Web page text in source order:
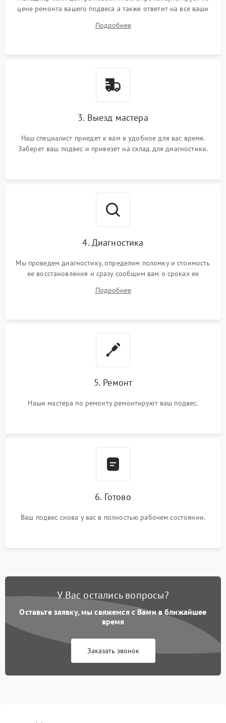
цене ремонта вашего подвеса а также ответит на все ваши
Подробнее
3. Выезд мастера
Наш специалист приедет к вам в удобное для вас время.
Заберет ваш подвес и привезет на склад для диагностики.
4. Диагностика
Мы проведем диагностику, определим поломку и стоимость
ее восстановления и сразу сообщим вам о сроках ее
Подробнее
5. Ремонт
Наши мастера по ремонту ремонтируют ваш подвес.
6. Готово
Ваш подвес снова у вас в полностью рабочем состоянии.
У Вас остались вопросы?
Оставьте заявку, мы свяжемся с Вами в ближайшее
время
Заказать звонок